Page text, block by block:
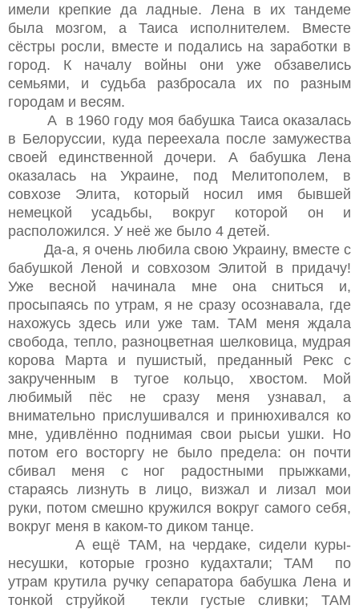
имели крепкие да ладные. Лена в их тандеме
была мозгом, а Таиса исполнителем. Вместе
сёстры росли, вместе и подались на заработки в
город. К началу войны они уже обзавелись
семьями, и судьба разбросала их по разным
городам и весям.
А в 1960 году моя бабушка Таиса оказалась
в Белоруссии, куда переехала после замужества
своей единственной дочери. А бабушка Лена
оказалась на Украине, под Мелитополем, в
совхозе Элита, который носил имя бывшей
немецкой усадьбы, вокруг которой он и
расположился. У неё же было 4 детей.
Да-а, я очень любила свою Украину, вместе с
бабушкой Леной и совхозом Элитой в придачу!
Уже весной начинала мне она сниться и,
просыпаясь по утрам, я не сразу осознавала, где
нахожусь здесь или уже там. ТАМ меня ждала
свобода, тепло, разноцветная шелковица, мудрая
корова Марта и пушистый, преданный Рекс с
закрученным в тугое кольцо, хвостом. Мой
любимый пёс не сразу меня узнавал, а
внимательно прислушивался и принюхивался ко
мне, удивлённо поднимая свои рысьи ушки. Но
потом его восторгу не было предела: он почти
сбивал меня с ног радостными прыжками,
стараясь лизнуть в лицо, визжал и лизал мои
руки, потом смешно кружился вокруг самого себя,
вокруг меня в каком-то диком танце.
А ещё ТАМ, на чердаке, сидели куры-
несушки, которые грозно кудахтали; ТАМ по
утрам крутила ручку сепаратора бабушка Лена и
тонкой струйкой текли густые сливки; ТАМ